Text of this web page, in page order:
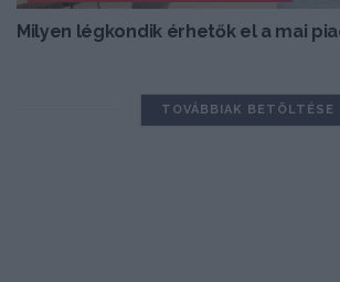
Milyen légkondik érhetők el a mai
TOVÁBBIAK BETÖLTÉSE